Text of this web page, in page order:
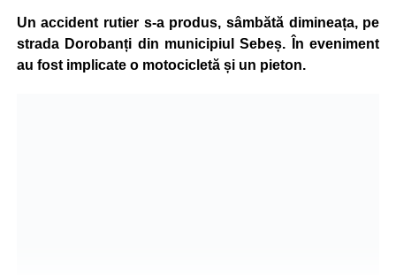
îngrijiri medicale de specialitate.
Motociclistul a fost testat cu aparatul etilotest, rezultatul
Un accident rutier s-a produs, sâmbătă dimineața, pe
strada Dorobanți din municipiul Sebeș. În eveniment
au fost implicate o motocicletă și un pieton.